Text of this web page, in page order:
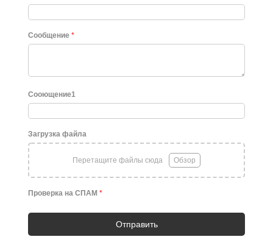
Сообщение *
Сооющение1
Загрузка файла
Перетащите файлы сюда Обзор
Проверка на СПАМ *
Отправить